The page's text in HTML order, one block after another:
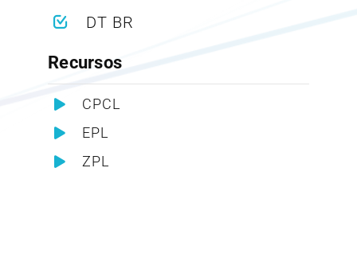
DT BR
Recursos
CPCL
EPL
ZPL